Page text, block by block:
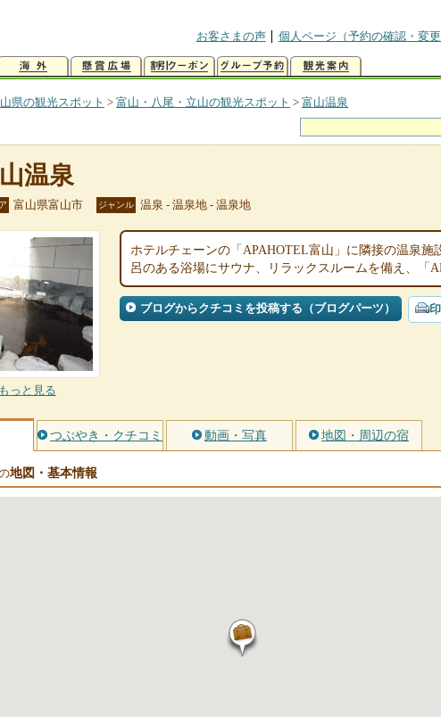
お客さまの声
個人ページ（予約の確認・変更
県の観光スポット > 富山・八尾・立山の観光スポット > 富山温泉
温泉
富山県富山市 ジャンル 温泉 - 温泉地 - 温泉地
っと見る
ホテルチェーンの「APAHOTEL富山」に隣接の温泉
呂のある浴場にサウナ、リラックスルームを備え、「
ブログからクチコミを投稿する（ブログパーツ）
つぶやき・クチコミ 動画・写真 地図・周辺の宿
地図・基本情報